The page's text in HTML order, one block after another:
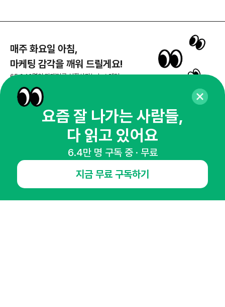
매주 화요일 아침,
마케팅 감각을 깨워 드릴게요!
65,043명의 마케터를 성장시키는 뉴스레터
뉴스레터 구독하기
공지사항 제휴문의
인사이터 신청
뉴스레터
광고안내
요즘 잘 나가는 사람들,
다 읽고 있어요
6.4만 명 구독 중 · 무료
지금 무료 구독하기